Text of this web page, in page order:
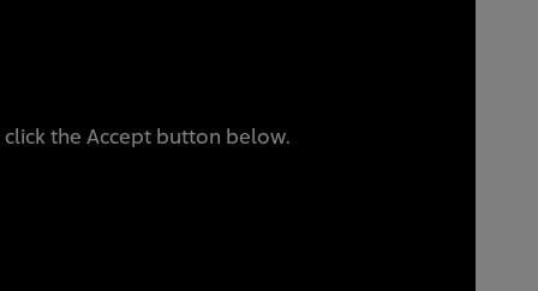
the Accept button below.